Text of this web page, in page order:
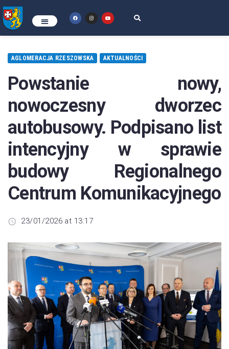
AGLOMERACJA RZESZOWSKA AKTUALNOŚCI
Powstanie nowy,
nowoczesny dworzec
autobusowy. Podpisano list
intencyjny w sprawie
budowy Regionalnego
Centrum Komunikacyjnego
23/01/2026 at 13:17